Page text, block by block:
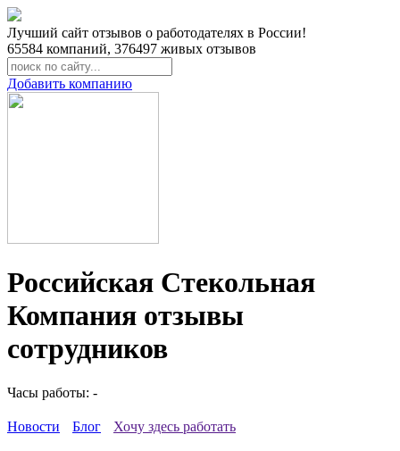
Лучший сайт отзывов о работодателях в России!
65584 компаний, 376497 живых отзывов
Добавить компанию
Российская Стекольная
Компания отзывы
сотрудников
Часы работы: -
Новости Блог Хочу здесь работать